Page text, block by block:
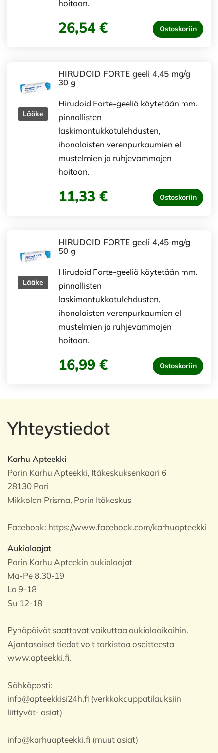
hoitoon.
26,54 € Ostoskoriin
Lääke
HIRUDOID FORTE geeli 4,45 mg/g
30 g
Hirudoid Forte-geeliä käytetään mm.
pinnallisten
laskimontukkotulehdusten,
ihonalaisten verenpurkaumien eli
mustelmien ja ruhjevammojen
hoitoon.
11,33 € Ostoskoriin
Lääke
HIRUDOID FORTE geeli 4,45 mg/g
50 g
Hirudoid Forte-geeliä käytetään mm.
pinnallisten
laskimontukkotulehdusten,
ihonalaisten verenpurkaumien eli
mustelmien ja ruhjevammojen
hoitoon.
16,99 € Ostoskoriin
Yhteystiedot
Karhu Apteekki
Porin Karhu Apteekki, Itäkeskuksenkaari 6
28130 Pori
Mikkolan Prisma, Porin Itäkeskus
Facebook: https://www.facebook.com/karhuapteekki
Aukioloajat
Porin Karhu Apteekin aukioloajat
Ma-Pe 8.30-19
La 9-18
Su 12-18
Pyhäpäivät saattavat vaikuttaa aukioloaikoihin.
Ajantasaiset tiedot voit tarkistaa osoitteesta
www.apteekki.fi.
Sähköposti:
info@apteekkisi24h.fi (verkkokauppatilauksiin
liittyvät- asiat)
info@karhuapteekki.fi (muut asiat)